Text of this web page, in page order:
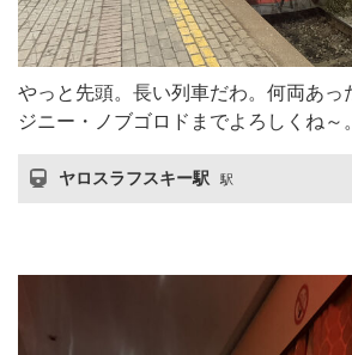
やっと先頭。長い列車だわ。何両あっ
ジニー・ノブゴロドまでよろしくね～。
ヤロスラフスキー駅 駅